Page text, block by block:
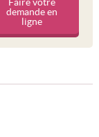
Faire votre
demande en
ligne